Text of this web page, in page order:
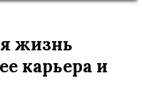
жизнь
карьера и